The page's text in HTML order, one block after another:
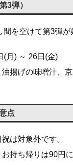
3弾）
を空けて第3弾が
(月) ～ 26日(金)
油揚げの味噌汁、
点
は対象外です。
お持ち帰りは90円